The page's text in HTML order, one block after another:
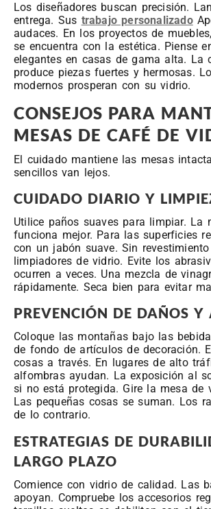
Los diseñadores buscan precisión.
entrega. Sus trabajo personalizado
audaces. En los proyectos de
se encuentra con la estética. Piense
elegantes en casas de gama alta. La
produce piezas fuertes y hermosas.
modernos prosperan con su vidrio.
CONSEJOS PARA
MESAS DE CAFÉ DE
El cuidado mantiene las mesas
sencillos van lejos.
CUIDADO DIARIO Y
Utilice paños suaves para limpiar. La
funciona mejor. Para las superficies
con un jabón suave. Sin
limpiadores de vidrio. Evite los
ocurren a veces. Una mezcla de
rápidamente. Seca bien para evitar
PREVENCIÓN DE DAÑOS Y
Coloque las montañas bajo las
de fondo de artículos de decoración.
cosas a través. En lugares de alto
alfombras ayudan. La exposición al
si no está protegida. Gire la mesa de
Las pequeñas cosas se suman. Los
de lo contrario.
ESTRATEGIAS DE
LARGO PLAZO
Comience con vidrio de calidad. Las
apoyan. Compruebe los accesorios